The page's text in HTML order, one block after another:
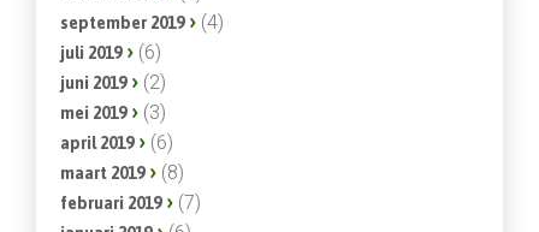
september 2019 (4)
juli 2019 (6)
juni 2019 (2)
mei 2019 (3)
april 2019 (6)
maart 2019 (8)
februari 2019 (7)